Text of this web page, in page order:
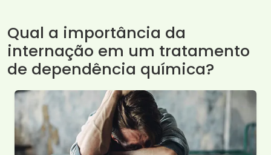
Qual a importância da
internação em um tratamento
de dependência química?